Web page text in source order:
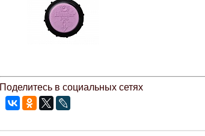
Поделитесь в социальных сетях